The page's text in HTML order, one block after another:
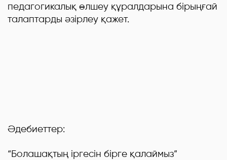
педагогикалық өлшеу құралдарына бірыңғай
талаптарды әзірлеу қажет.
Әдебиеттер:
“Болашақтың іргесін бірге қалаймыз”